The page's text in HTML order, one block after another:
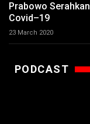
Prabowo
Covid–19
23 March 2020
PODCAST